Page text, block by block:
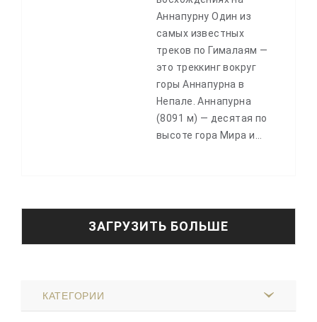
Аннапурну Один из
самых известных
треков по Гималаям —
это треккинг вокруг
горы Аннапурна в
Непале. Аннапурна
(8091 м) — десятая по
высоте гора Мира и…
ЗАГРУЗИТЬ БОЛЬШЕ
КАТЕГОРИИ